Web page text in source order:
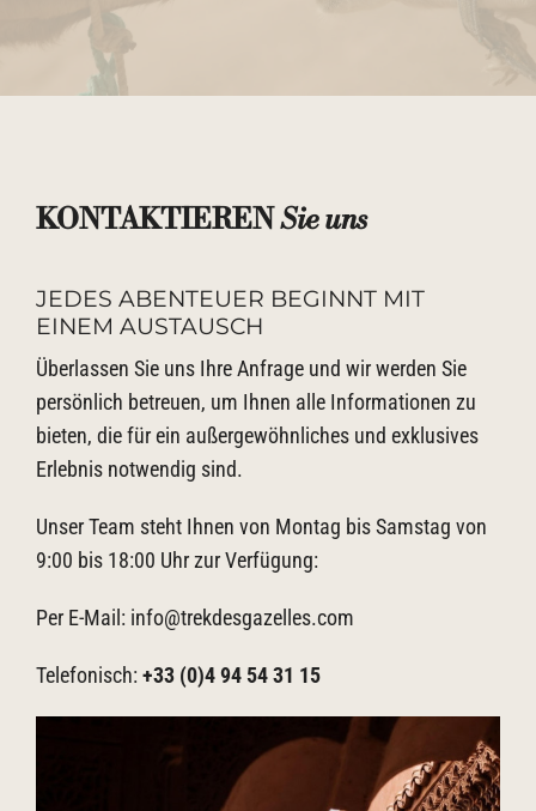
KONTAKTIERENSie uns
JEDES ABENTEUER BEGINNT MIT
EINEM AUSTAUSCH
Überlassen Sie uns Ihre Anfrage und wir werden Sie
persönlich betreuen, um Ihnen alle Informationen zu
bieten, die für ein außergewöhnliches und exklusives
Erlebnis notwendig sind.
Unser Team steht Ihnen von Montag bis Samstag von
9:00 bis 18:00 Uhr zur Verfügung:
Per E-Mail: info@trekdesgazelles.com
Telefonisch: +33 (0)4 94 54 31 15